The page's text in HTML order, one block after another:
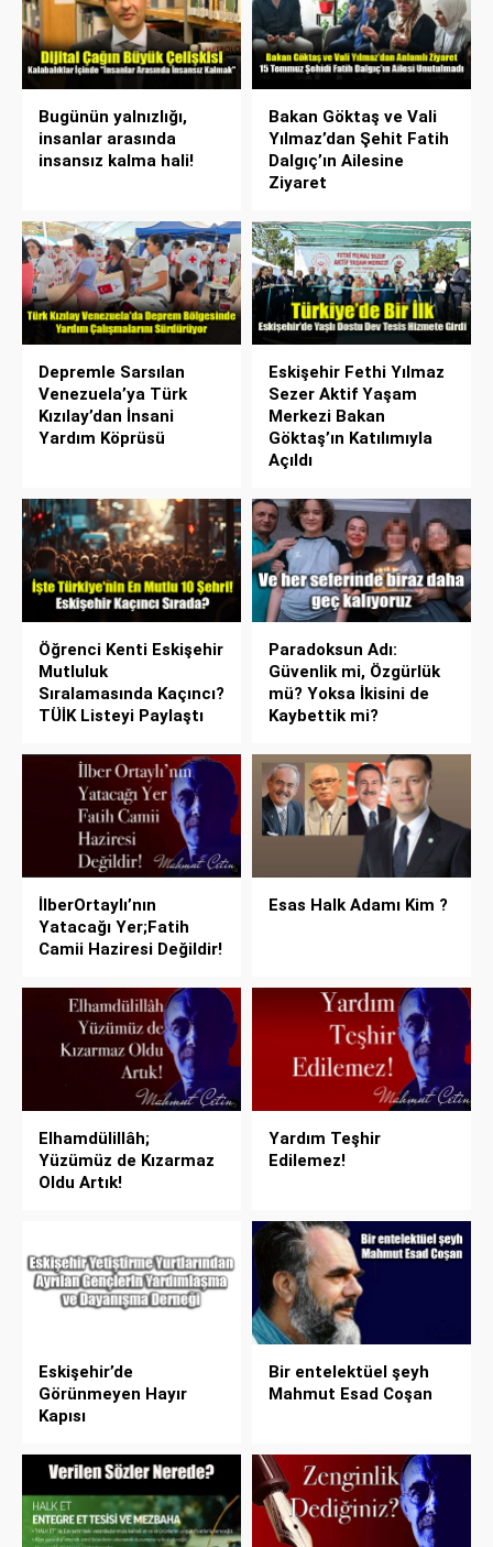
Bugünün yalnızlığı,
insanlar arasında
insansız kalma hali!
Bakan Göktaş ve Vali
Yılmaz’dan Şehit Fatih
Dalgıç’ın Ailesine
Ziyaret
Depremle Sarsılan
Venezuela’ya Türk
Kızılay’dan İnsani
Yardım Köprüsü
Eskişehir Fethi Yılmaz
Sezer Aktif Yaşam
Merkezi Bakan
Göktaş’ın Katılımıyla
Açıldı
Öğrenci Kenti Eskişehir
Mutluluk
Sıralamasında Kaçıncı?
TÜİK Listeyi Paylaştı
Paradoksun Adı:
Güvenlik mi, Özgürlük
mü? Yoksa İkisini de
Kaybettik mi?
İlberOrtaylı’nın
Yatacağı Yer;Fatih
Camii Haziresi Değildir!
Esas Halk Adamı Kim ?
Elhamdülillâh;
Yüzümüz de Kızarmaz
Oldu Artık!
Yardım Teşhir
Edilemez!
Eskişehir’de
Görünmeyen Hayır
Kapısı
Bir entelektüel şeyh
Mahmut Esad Coşan